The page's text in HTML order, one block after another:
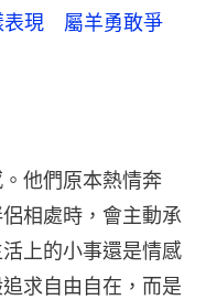
表現 屬羊勇敢爭
他們原本熱情奔
相處時，會主動承
上的小事還是情感
求自由自在，而是